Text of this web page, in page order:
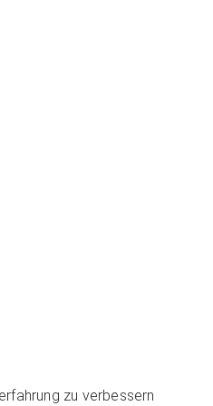
zu verbessern